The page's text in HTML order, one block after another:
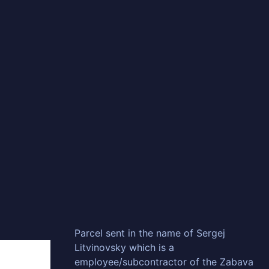
Parcel sent in the name of Sergej
Litvinovsky which is a
employee/subcontractor of the Zabava